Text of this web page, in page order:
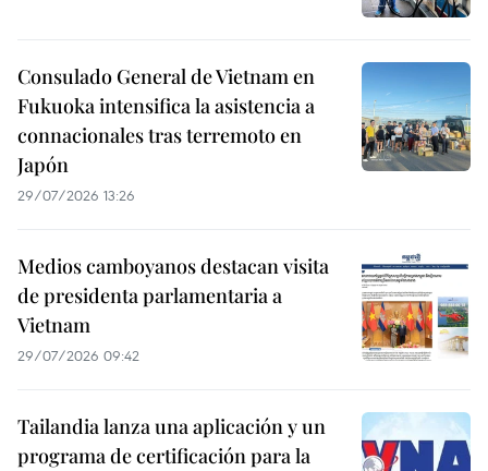
Consulado General de Vietnam en
Fukuoka intensifica la asistencia a
connacionales tras terremoto en
Japón
29/07/2026 13:26
Medios camboyanos destacan visita
de presidenta parlamentaria a
Vietnam
29/07/2026 09:42
Tailandia lanza una aplicación y un
programa de certificación para la